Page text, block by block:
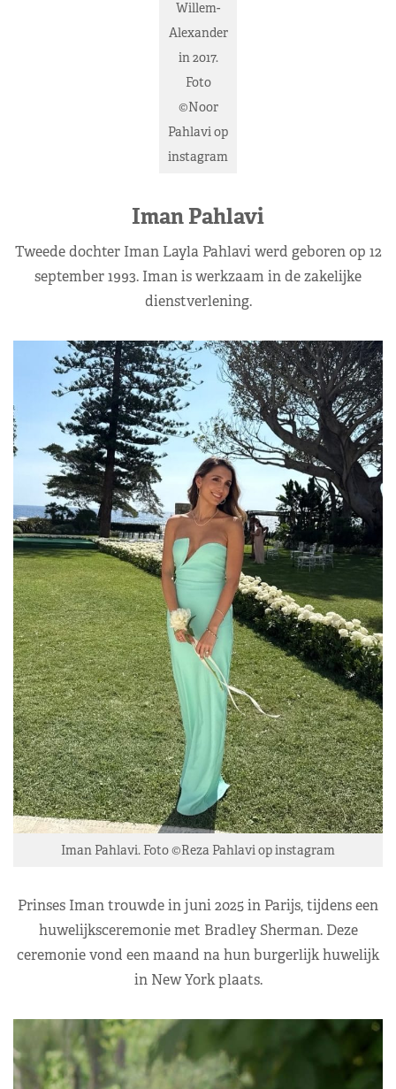
Willem-
Alexander
in 2017.
Foto
©Noor
Pahlavi op
instagram
Iman Pahlavi
Tweede dochter Iman Layla Pahlavi werd geboren op 12
september 1993. Iman is werkzaam in de zakelijke
dienstverlening.
Iman Pahlavi. Foto ©Reza Pahlavi op instagram
Prinses Iman trouwde in juni 2025 in Parijs, tijdens een
huwelijksceremonie met Bradley Sherman. Deze
ceremonie vond een maand na hun burgerlijk huwelijk
in New York plaats.